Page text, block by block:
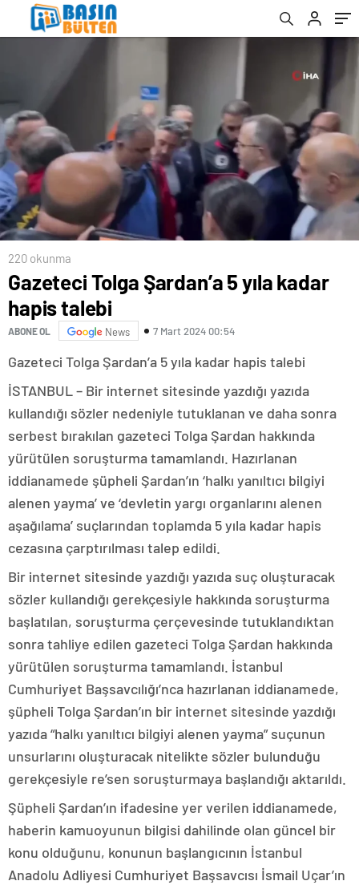
220 okunma
Gazeteci Tolga Şardan’a 5 yıla kadar
hapis talebi
ABONE OL News 7 Mart 2024 00:54
Gazeteci Tolga Şardan’a 5 yıla kadar hapis talebi
İSTANBUL – Bir internet sitesinde yazdığı yazıda
kullandığı sözler nedeniyle tutuklanan ve daha sonra
serbest bırakılan gazeteci Tolga Şardan hakkında
yürütülen soruşturma tamamlandı. Hazırlanan
iddianamede şüpheli Şardan’ın ‘halkı yanıltıcı bilgiyi
alenen yayma’ ve ‘devletin yargı organlarını alenen
aşağılama’ suçlarından toplamda 5 yıla kadar hapis
cezasına çarptırılması talep edildi.
Bir internet sitesinde yazdığı yazıda suç oluşturacak
sözler kullandığı gerekçesiyle hakkında soruşturma
başlatılan, soruşturma çerçevesinde tutuklandıktan
sonra tahliye edilen gazeteci Tolga Şardan hakkında
yürütülen soruşturma tamamlandı. İstanbul
Cumhuriyet Başsavcılığı’nca hazırlanan iddianamede,
şüpheli Tolga Şardan’ın bir internet sitesinde yazdığı
yazıda “halkı yanıltıcı bilgiyi alenen yayma” suçunun
unsurlarını oluşturacak nitelikte sözler bulunduğu
gerekçesiyle re’sen soruşturmaya başlandığı aktarıldı.
Şüpheli Şardan’ın ifadesine yer verilen iddianamede,
haberin kamuoyunun bilgisi dahilinde olan güncel bir
konu olduğunu, konunun başlangıcının İstanbul
Anadolu Adliyesi Cumhuriyet Başsavcısı İsmail Uçar’ın